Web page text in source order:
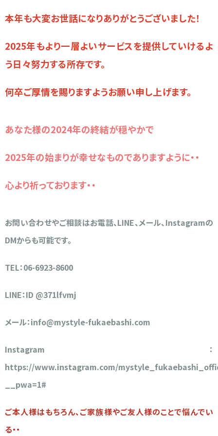
本年も大変お世話になりありがとうございました！
2025年もより一層よいサービスを提供していけるよ
う日々努力する所存です。
何卒ご厚情を賜りますようお願い申し上げます。
あなた様の2024年の終結が穏やかで
2025年の始まりが幸せなものでありますように・・
心より祈っております・・
お問い合わせやご相談はお電話、LINE、メール、Instagramの
DMからも可能です。
TEL：06-6923-8600
LINE：ID @371lfvmj
メール：info@mystyle-fukaebashi.com
Instagram：
https://www.instagram.com/
__pwa=1#
ご本人様はもちろん、ご家族様やご友人様のことで悩んでい
る・・